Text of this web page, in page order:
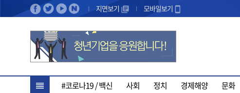
지면보기 모바일보기
#코로나19 / 백신 사회 정치 경제해양 문화